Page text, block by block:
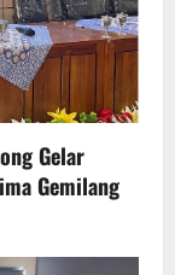
Gelar
Gemilang